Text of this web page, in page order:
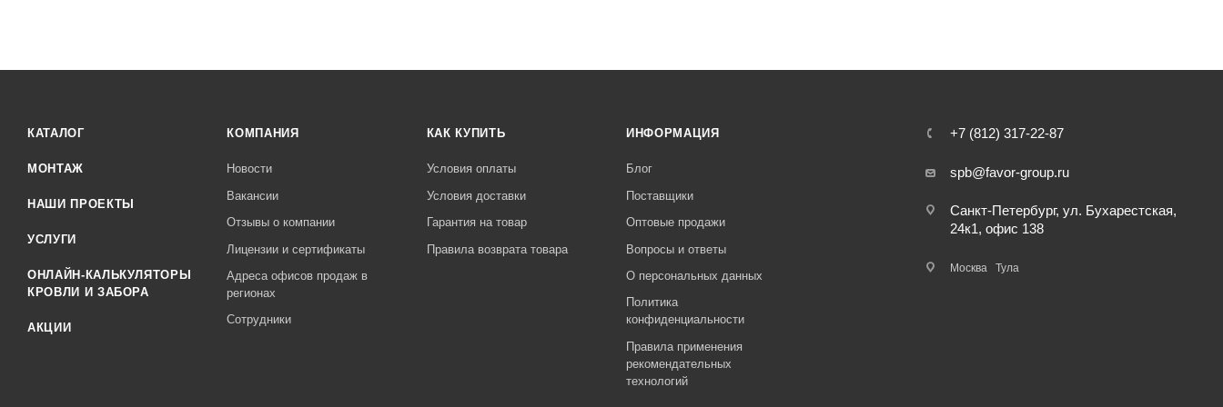
КАТАЛОГ
МОНТАЖ
НАШИ ПРОЕКТЫ
УСЛУГИ
ОНЛАЙН-КАЛЬКУЛЯТОРЫ
КРОВЛИ И ЗАБОРА
АКЦИИ
КОМПАНИЯ
Новости
Вакансии
Отзывы о компании
Лицензии и сертификаты
Адреса офисов продаж в
регионах
Сотрудники
КАК КУПИТЬ
Условия оплаты
Условия доставки
Гарантия на товар
Правила возврата товара
ИНФОРМАЦИЯ
Блог
Поставщики
Оптовые продажи
Вопросы и ответы
О персональных данных
Политика
конфиденциальности
Правила применения
рекомендательных
технологий
+7 (812) 317-22-87
spb@favor-group.ru
Санкт-Петербург, ул. Бухарестская,
24к1, офис 138
Москва Тула